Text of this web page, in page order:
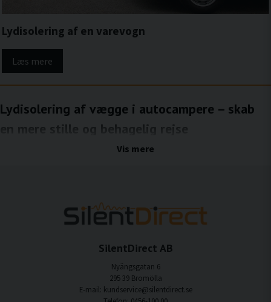
Lydisolering af en varevogn
Læs mere
Lydisolering af vægge i autocampere – skab
en mere stille og behagelig rejse
Lydisolering af væggene i en autocamper er en effektiv måde at reducere støj fra
og behageligt miljø i hele autocamperen.
Fordele ved lydisolering af autocamperens
Lydisolering af væggene reducerer vindstøj og støj fra passerende trafik.
Vis mere
SilentDirect AB
Nyängsgatan 6
295 39 Bromölla
E-mail: kundservice@silentdirect.se